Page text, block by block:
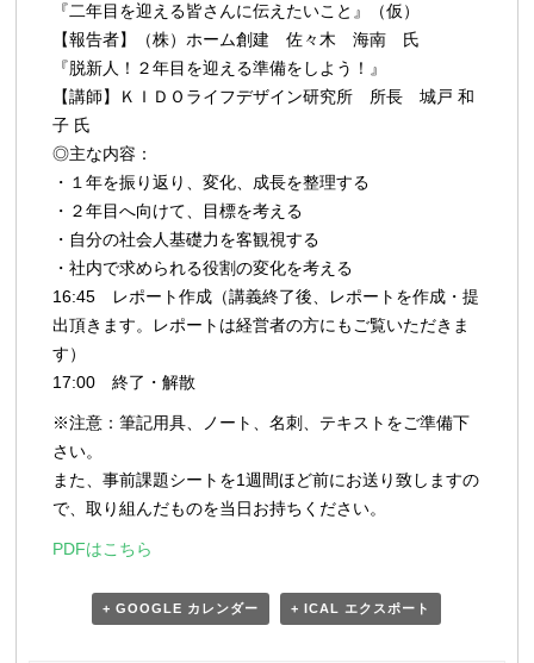
『二年目を迎える皆さんに伝えたいこと』（仮）
【報告者】（株）ホーム創建 佐々木 海南 氏
『脱新人！２年目を迎える準備をしよう！』
【講師】ＫＩＤＯライフデザイン研究所 所長 城戸 和
子 氏
◎主な内容：
・１年を振り返り、変化、成長を整理する
・２年目へ向けて、目標を考える
・自分の社会人基礎力を客観視する
・社内で求められる役割の変化を考える
16:45 レポート作成（講義終了後、レポートを作成・提
出頂きます。レポートは経営者の方にもご覧いただきま
す）
17:00 終了・解散
※注意：筆記用具、ノート、名刺、テキストをご準備下
さい。
また、事前課題シートを1週間ほど前にお送り致しますの
で、取り組んだものを当日お持ちください。
PDFはこちら
+ GOOGLE カレンダー + ICAL エクスポート